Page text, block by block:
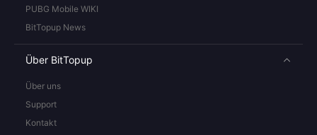
PUBG Mobile WIKI
BitTopup News
Über BitTopup
Über uns
Support
Kontakt